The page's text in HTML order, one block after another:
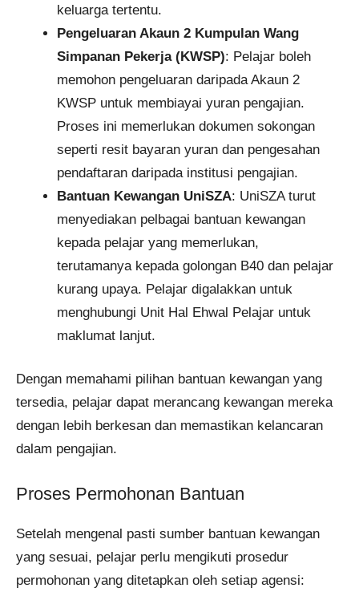
keluarga tertentu.
Pengeluaran Akaun 2 Kumpulan Wang
Simpanan Pekerja (KWSP): Pelajar boleh
memohon pengeluaran daripada Akaun 2
KWSP untuk membiayai yuran pengajian.
Proses ini memerlukan dokumen sokongan
seperti resit bayaran yuran dan pengesahan
pendaftaran daripada institusi pengajian.
Bantuan Kewangan UniSZA: UniSZA turut
menyediakan pelbagai bantuan kewangan
kepada pelajar yang memerlukan,
terutamanya kepada golongan B40 dan pelajar
kurang upaya. Pelajar digalakkan untuk
menghubungi Unit Hal Ehwal Pelajar untuk
maklumat lanjut.
Dengan memahami pilihan bantuan kewangan yang
tersedia, pelajar dapat merancang kewangan mereka
dengan lebih berkesan dan memastikan kelancaran
dalam pengajian.
Proses Permohonan Bantuan
Setelah mengenal pasti sumber bantuan kewangan
yang sesuai, pelajar perlu mengikuti prosedur
permohonan yang ditetapkan oleh setiap agensi: